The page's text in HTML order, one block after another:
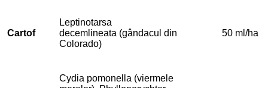
Cartof
Leptinotarsa
decemlineata (gândacul din
Colorado)
50 ml/ha
Cydia pomonella (viermele